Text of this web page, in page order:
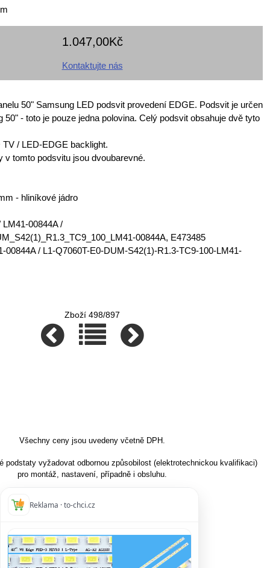
1.047,00Kč
Kontaktujte nás
50" Samsung LED podsvit provedení EDGE. Podsvit je určen
50" - toto je pouze jedna polovina. Celý podsvit obsahuje dvě tyto
/ LED-EDGE backlight.
v tomto podsvitu jsou dvoubarevné.
- hliníkové jádro
00844A /
00844A, E473485
00844A / L1-Q7060T-E0-DUM-S42(1)-R1.3-TC9-100-LM41-
Zboží 498/897
Všechny ceny jsou uvedeny včetně DPH.
podstaty vyžadovat odbornou způsobilost (elektrotechnickou kvalifikaci)
pro montáž, nastavení, případně i obsluhu.
Reklama · to-chci.cz